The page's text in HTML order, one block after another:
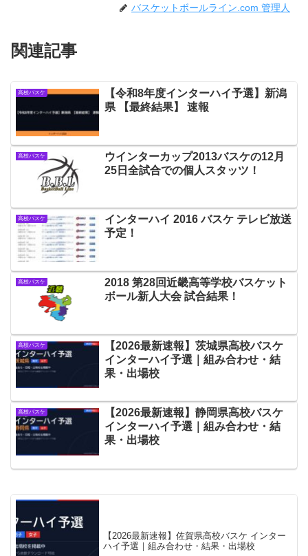
バスケットボールライン.com 管理人
関連記事
高校バスケ
【令和8年度インターハイ予選】新潟
県 【最終結果】 速報
高校バスケ
ウインターカップ2013バスケの12月
25日全試合での個人スタッツ！
高校バスケ
インターハイ 2016 バスケ テレビ放送
予定！
高校バスケ
2018 第28回近畿高等学校バスケット
ボール新人大会 試合結果！
高校バスケ
【2026最新速報】茨城県高校バスケ
インターハイ予選｜組み合わせ・結
果・出場校
高校バスケ
【2026最新速報】静岡県高校バスケ
インターハイ予選｜組み合わせ・結
果・出場校
【2026最新速報】佐賀県高校バスケ インター
ハイ予選｜組み合わせ・結果・出場校